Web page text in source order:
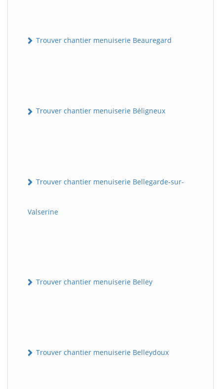
Trouver chantier menuiserie Beauregard
Trouver chantier menuiserie Béligneux
Trouver chantier menuiserie Bellegarde-sur-
Valserine
Trouver chantier menuiserie Belley
Trouver chantier menuiserie Belleydoux